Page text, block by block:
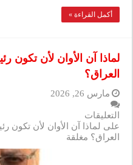
أكمل القراءة »
لماذا آن الأوان لأن
العراق؟
مارس 26, 2026
التعليقات
على لماذا آن الأوان لأن تكون
العراق؟ مغلقة